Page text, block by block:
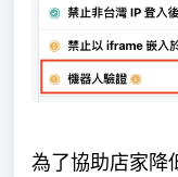
為了協助店家降